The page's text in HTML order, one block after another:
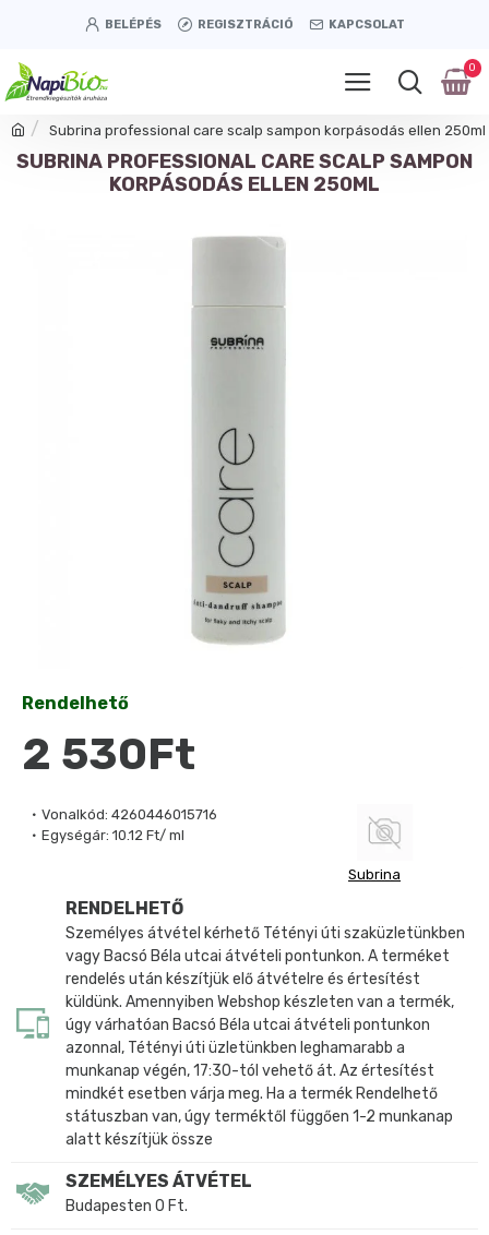
BELÉPÉS REGISZTRÁCIÓ KAPCSOLAT
0
Subrina professional care scalp sampon korpásodás ellen 250ml
SUBRINA PROFESSIONAL CARE SCALP SAMPON
KORPÁSODÁS ELLEN 250ML
Vonalkód: 4260446015716
Egységár: 10.12 Ft/ ml
Subrina
Rendelhető
2 530Ft
RENDELHETŐ
Személyes átvétel kérhető Tétényi úti szaküzletünkben
vagy Bacsó Béla utcai átvételi pontunkon. A terméket
rendelés után készítjük elő átvételre és értesítést
küldünk. Amennyiben Webshop készleten van a termék,
úgy várhatóan Bacsó Béla utcai átvételi pontunkon
azonnal, Tétényi úti üzletünkben leghamarabb a
munkanap végén, 17:30-tól vehető át. Az értesítést
mindkét esetben várja meg. Ha a termék Rendelhető
státuszban van, úgy terméktől függően 1-2 munkanap
alatt készítjük össze
SZEMÉLYES ÁTVÉTEL
Budapesten 0 Ft.